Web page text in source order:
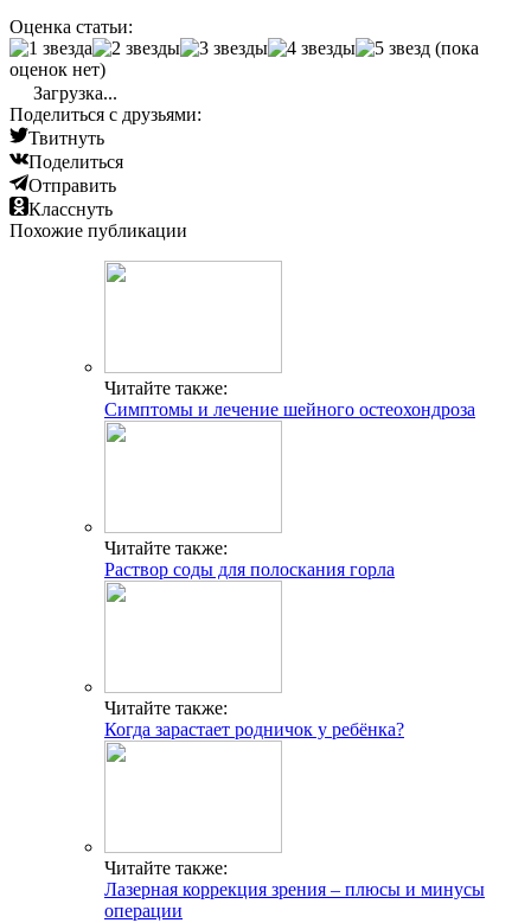
Оценка статьи:
(пока
оценок нет)
Загрузка...
Поделиться с друзьями:
Твитнуть
Поделиться
Отправить
Класснуть
Похожие публикации
Читайте также:
Симптомы и лечение шейного остеохондроза
Читайте также:
Раствор соды для полоскания горла
Читайте также:
Когда зарастает родничок у ребёнка?
Читайте также:
Лазерная коррекция зрения – плюсы и минусы
операции